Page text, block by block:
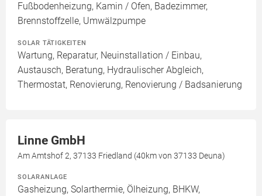
Fußbodenheizung, Kamin / Ofen, Badezimmer,
Brennstoffzelle, Umwälzpumpe
SOLAR TÄTIGKEITEN
Wartung, Reparatur, Neuinstallation / Einbau,
Austausch, Beratung, Hydraulischer Abgleich,
Thermostat, Renovierung, Renovierung / Badsanierung
Linne GmbH
Am Amtshof 2, 37133 Friedland (40km von 37133 Deuna)
SOLARANLAGE
Gasheizung, Solarthermie, Ölheizung, BHKW,